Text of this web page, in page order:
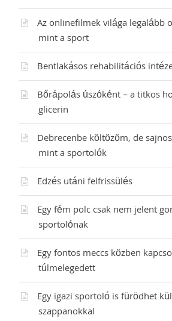
Az onlinefilmek világa legalább
mint a sport
Bentlakásos rehabilitációs
Bőrápolás úszóként – a titkos
glicerin
Debrecenbe költözöm, de
mint a sportolók
Edzés utáni felfrissülés
Egy fém polc csak nem jelent
sportolónak
Egy fontos meccs közben
túlmelegedett
Egy igazi sportoló is fürödhet
szappanokkal